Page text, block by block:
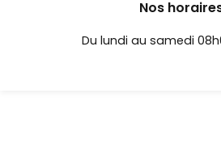
Nos
Du lundi au samedi